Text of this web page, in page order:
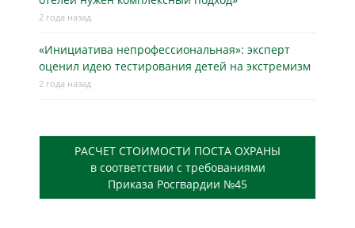
2 года назад
«Инициатива непрофессиональная»: эксперт
оценил идею тестирования детей на экстремизм
2 года назад
РАСЧЕТ СТОИМОСТИ ПОСТА ОХРАНЫ
в соответствии с требованиями
Приказа Росгвардии №45